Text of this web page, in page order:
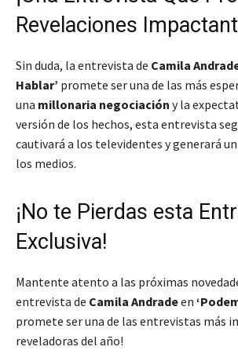
Revelaciones
Sin duda, la entrevista de Camila
Hablar’ promete ser una de las más
una millonaria negociación y la
versión de los hechos, esta entrevista
cautivará a los televidentes y generará
los medios.
¡No te Pierdas esta
Exclusiva!
Mantente atento a las próximas
entrevista de Camila Andradeen
promete ser una de las entrevistas más
reveladoras del año!